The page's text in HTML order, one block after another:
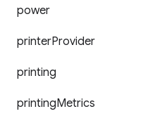
power
printerProvider
printing
printingMetrics